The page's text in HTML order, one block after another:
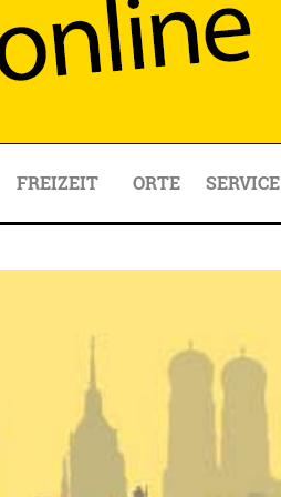
FREIZEIT ORTE SERVICE